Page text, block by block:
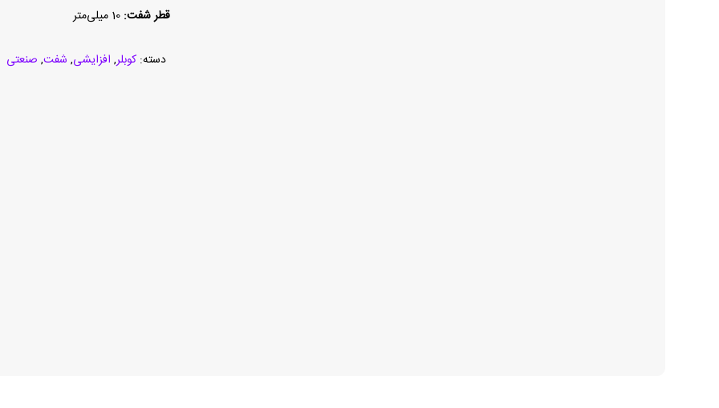
قطر شفت:
دسته: کوبلر, افزایشی, شفت, صنعتی